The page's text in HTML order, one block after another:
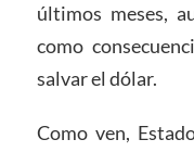
últimos meses,
como
salvar el dólar.
Como ven,